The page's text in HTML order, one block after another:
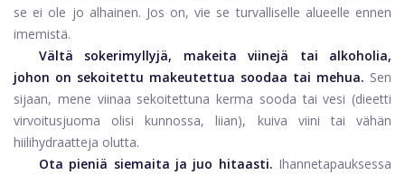
se ei ole jo alhainen. Jos on, vie se turvalliselle alueelle ennen
imemistä.
Vältä sokerimyllyjä, makeita viinejä tai alkoholia,
johon on sekoitettu makeutettua soodaa tai mehua. Sen
sijaan, mene viinaa sekoitettuna kerma sooda tai vesi (dieetti
virvoitusjuoma olisi kunnossa, liian), kuiva viini tai vähän
hiilihydraatteja olutta.
Ota pieniä siemaita ja juo hitaasti. Ihannetapauksessa